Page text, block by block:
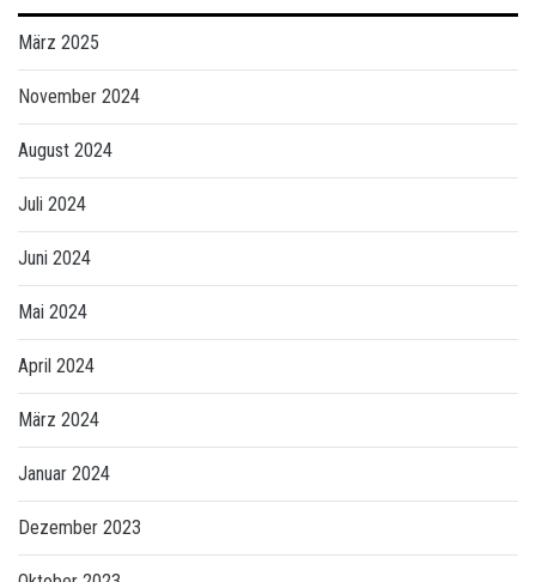
März 2025
November 2024
August 2024
Juli 2024
Juni 2024
Mai 2024
April 2024
März 2024
Januar 2024
Dezember 2023